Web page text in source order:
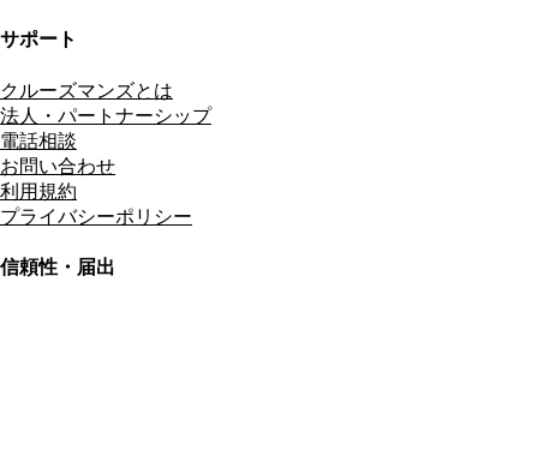
サポート
クルーズマンズとは
法人・パートナーシップ
電話相談
お問い合わせ
利用規約
プライバシーポリシー
信頼性・届出